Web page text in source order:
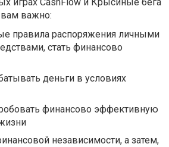
вам важно:
правила распоряжения личными
стать финансово
деньги в условиях
финансово эффективную
независимости, а затем,